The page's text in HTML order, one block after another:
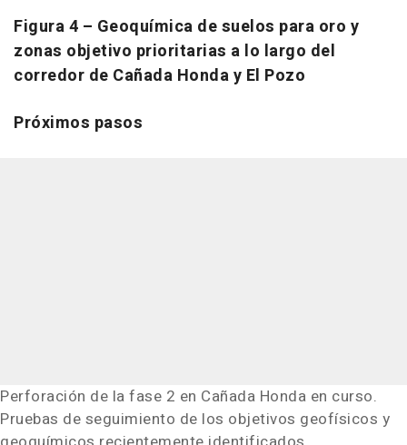
Figura 4 – Geoquímica de suelos para oro y
zonas objetivo prioritarias a lo largo del
corredor de Cañada Honda y El Pozo
Próximos pasos
Perforación de la fase 2 en Cañada Honda en curso.
Pruebas de seguimiento de los objetivos geofísicos y